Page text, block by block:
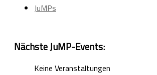
JuMPs
Nächste JuMP-Events:
Keine Veranstaltungen